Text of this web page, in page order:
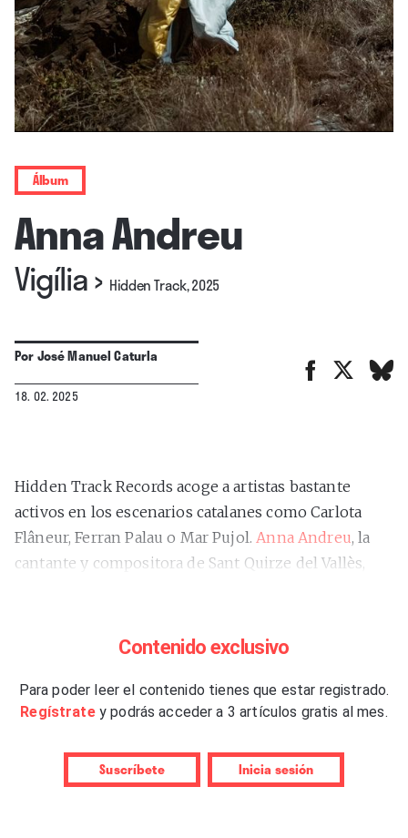
Álbum
Anna Andreu
Vigília› Hidden Track, 2025
PorJosé Manuel Caturla
18. 02. 2025
Hidden Track Records acoge a artistas bastante
activos en los escenarios catalanes como Carlota
Flâneur, Ferran Palau o Mar Pujol.Anna Andreu, la
cantante y compositora de Sant Quirze del Vallès,
(2022;entre los discos del año según
perfeccionamiento de una autoría que podría
situarse en el centro del nuevo folk-pop-art en
modernidad de Maria Arnal i Marcel Bagés, la
mediterránea de Maria del Mar Bonet y el arcaísmo
Contenido exclusivo
Para poder leer el contenido tienes que estar registrado.
Regístrate y podrás acceder a 3 artículos gratis al mes.
Suscríbete Inicia sesión